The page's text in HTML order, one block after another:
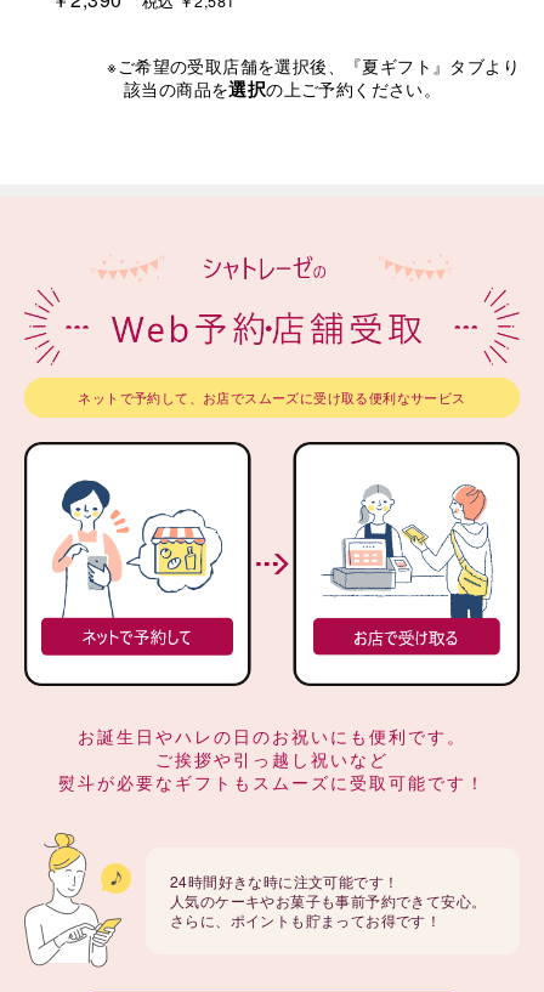
※ご希望の受取店舗を選択後、『夏ギフト』タブより
該当の商品を選択の上ご予約ください。
ネットで予約して、お店でスムーズに受け取る便利なサービス
お誕生日やハレの日のお祝いにも便利です。
ご挨拶や引っ越し祝いなど
熨斗が必要なギフトもスムーズに受取可能です！
24時間好きな時に注文可能です！
人気のケーキやお菓子も事前予約できて安心。
さらに、ポイントも貯まってお得です！